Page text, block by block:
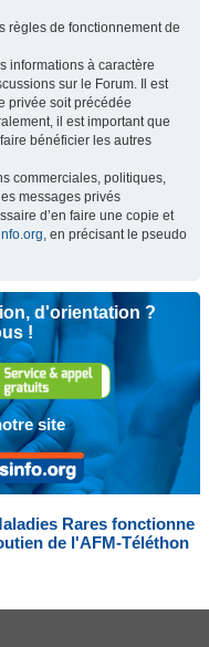
règles de fonctionnement de
informations à caractère
sur le Forum. Il est
privée soit précédée
il est important que
bénéficier les autres
commerciales, politiques,
messages privés
d’en faire une copie et
, en précisant le pseudo
d'orientation ?
!
site
Rares fonctionne
de l'AFM-Téléthon